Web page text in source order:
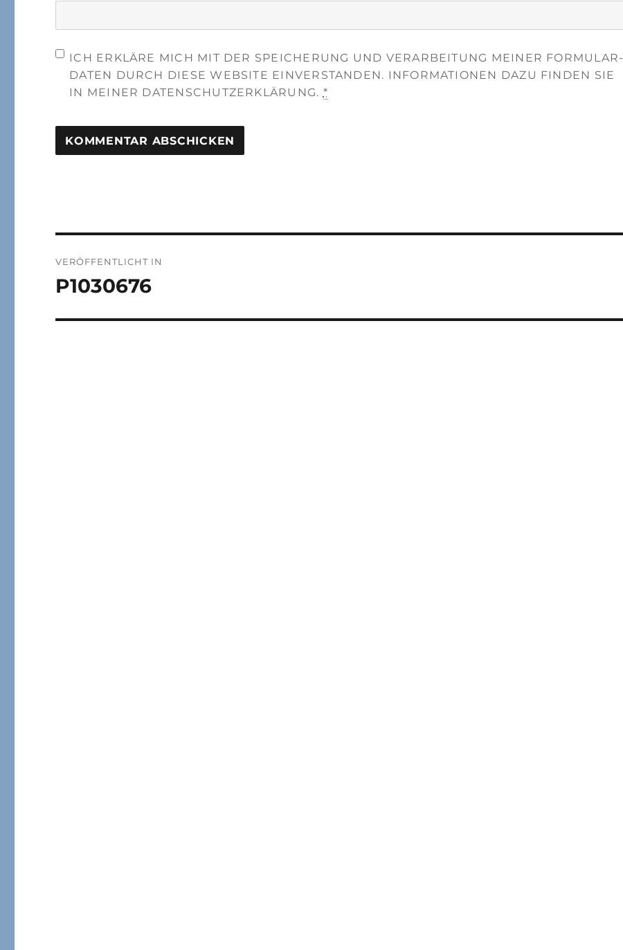
ICH ERKLÄRE MICH MIT DER SPEICHERUNG UND VERARBEITUNG MEINER FORMULAR-
DATEN DURCH DIESE WEBSITE EINVERSTANDEN. INFORMATIONEN DAZU FINDEN SIE
IN MEINER DATENSCHUTZERKLÄRUNG. *
VERÖFFENTLICHT IN
P1030676